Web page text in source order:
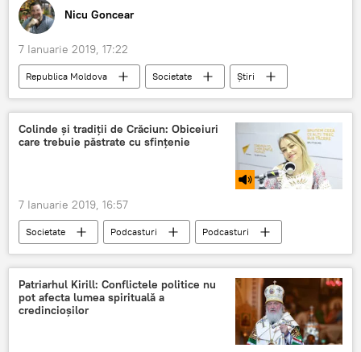
Nicu Goncear
7 Ianuarie 2019, 17:22
Republica Moldova Societate
Știri
Editoriale
medici
polițiști
naștere
Colinde și tradiții de Crăciun: Obiceiuri
care trebuie păstrate cu sfințenie
7 Ianuarie 2019, 16:57
Societate Podcasturi
Podcasturi
Știri
Cultură
Republica Moldova
Moldova
tradiții
Sărbătorile de iarnă bat la ușă – tradiții, obiceiuri și acte de caritate
Patriarhul Kirill: Conflictele politice nu
pot afecta lumea spirituală a
credincioșilor